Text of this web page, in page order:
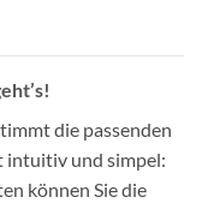
die passenden
und simpel:
können Sie die